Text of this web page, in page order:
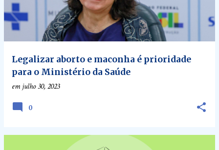
Legalizar aborto e maconha é prioridade
para o Ministério da Saúde
emjulho 30, 2023
0